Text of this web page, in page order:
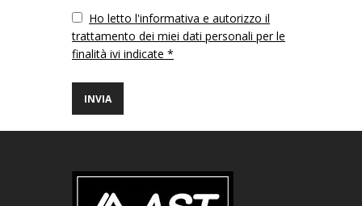
VuotoHo letto l'informativa e autorizzo il
trattamento dei miei dati personali per le
finalità ivi indicate *